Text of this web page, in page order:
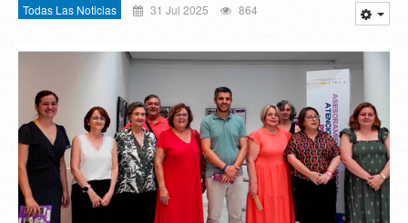
Todas Las Noticias 31 Jul 2025 864